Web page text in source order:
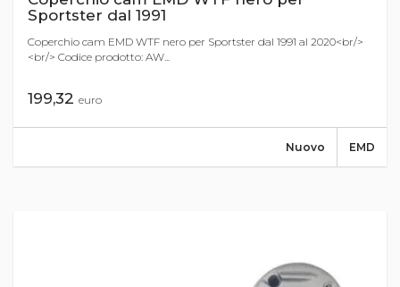
Sportster dal 1991
Coperchio cam EMD WTF nero per Sportster dal 1991 al 2020<br/>
<br/> Codice prodotto: AW...
199,32 euro
EMD
Nuovo